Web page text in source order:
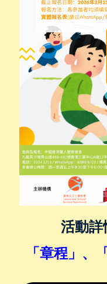
活動詳
「章程」、